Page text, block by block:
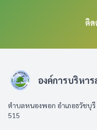
ติด
องค์การบริหา
ตำบลหนองพอก อำเภอธวัชบุรี
515